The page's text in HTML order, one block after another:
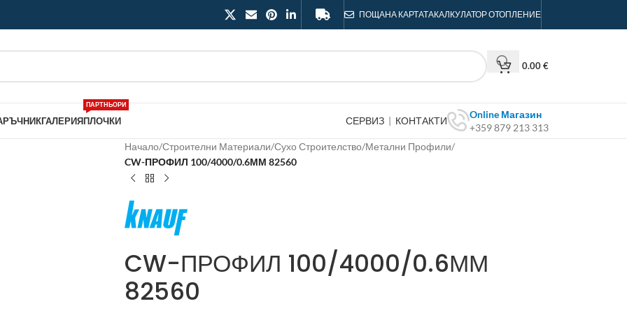
ПОЩАНА КАРТАТАКАЛКУЛАТОР ОТОПЛЕНИЕ
0.00€
ГАЛЕРИЯПЛОЧКИ
ПАРТНЬОРИ
СЕРВИЗ | КОНТАКТИ
Online Магазин
+359 879 213 313
Начало/Строителни Материали/Сухо Строителство/Метални Профили/
CW-ПРОФИЛ 100/4000/0.6ММ 82560
CW-ПРОФИЛ 100/4000/0.6ММ
82560